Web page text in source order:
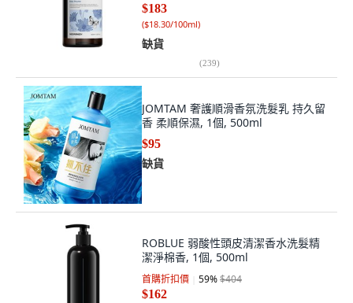
$183
($18.30/100ml)
缺貨
(239)
JOMTAM 奢護順滑香氛洗髮乳 持久留
香 柔順保濕, 1個, 500ml
$95
缺貨
ROBLUE 弱酸性頭皮清潔香水洗髮精
潔淨棉香, 1個, 500ml
首購折扣價 59%$404
$162